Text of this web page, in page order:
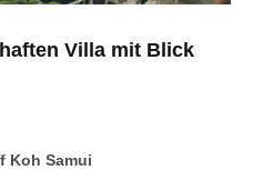
Villa mit Blick
Koh Samui